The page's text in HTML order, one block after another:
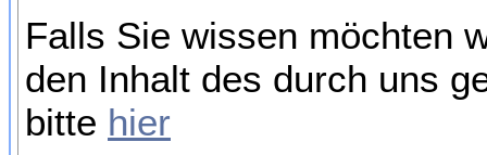
Falls Sie wissen möchten
den Inhalt des durch uns
bitte hier